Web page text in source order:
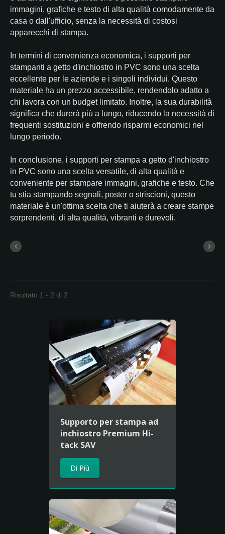
immagini, grafiche e testo di alta qualità comodamente da
casa o dall'ufficio, senza la necessità di costosi
apparecchi di stampa.
In termini di convenienza economica, i supporti per
stampanti a getto d'inchiostro in PVC sono una scelta
eccellente per le aziende e i singoli individui. Questo
materiale ha un prezzo accessibile, rendendolo adatto a
chi lavora con un budget limitato. Inoltre, la sua durabilità
significa che durerà più a lungo, riducendo la necessità di
frequenti sostituzioni e offrendo risparmi economici nel
lungo periodo.
In conclusione, i supporti per stampa a getto d'inchiostro
in PVC sono una scelta versatile, di alta qualità e
conveniente per stampare immagini, grafiche e testo. Che
tu stia stampando segnali, poster o striscioni, questo
materiale è un'ottima scelta che ti aiuterà a creare stampe
sorprendenti, di alta qualità, vibranti e durevoli.
Risultato 1 - 2 di 2
Supporto per stampa ad
inchiostro Premium Hi-
tack SAV
Di Più